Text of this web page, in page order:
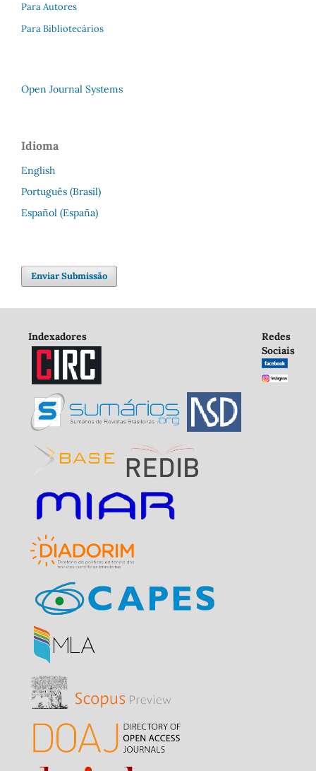
Para Autores
Para Bibliotecários
Open Journal Systems
Idioma
English
Português (Brasil)
Español (España)
Enviar Submissão
Indexadores
Redes
Sociais